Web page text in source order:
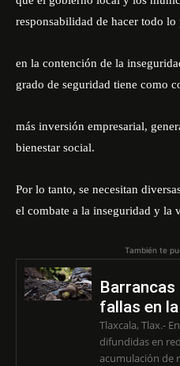
responsabilidad de hacer todo lo
en la contención de la
grado de seguridad tiene como
más inversión empresarial,
bienestar social.
Por lo tanto, se necesitan
el combate a la inseguridad y la
También te
fallas en
Tlaxcala, Tlax.-
difundidas en
acumulación de